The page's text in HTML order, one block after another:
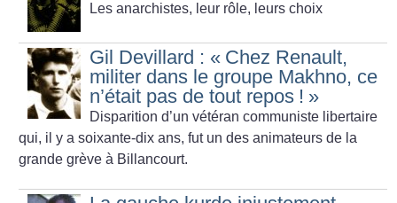
Les anarchistes, leur rôle, leurs choix
Gil Devillard : « Chez Renault,
militer dans le groupe Makhno, ce
n’était pas de tout repos ! »
Disparition d’un vétéran communiste libertaire
qui, il y a soixante-dix ans, fut un des animateurs de la
grande grève à Billancourt.